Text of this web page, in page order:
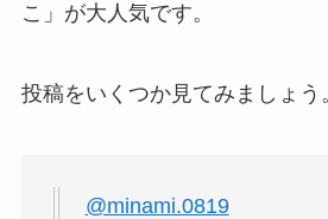
こ」が大人気です。
投稿をいくつか見てみましょう
@minami.0819